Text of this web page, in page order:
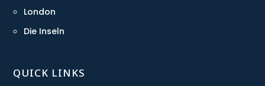
London
Die Inseln
QUICK LINKS